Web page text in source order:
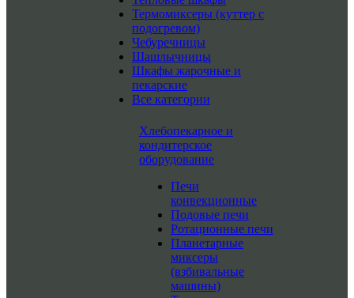
Термомиксеры (куттер с
подогревом)
Чебуречницы
Шашлычницы
Шкафы жарочные и
пекарские
Все категории
Хлебопекарное и
кондитерское
оборудование
Печи
конвекционные
Подовые печи
Ротационные печи
Планетарные
миксеры
(взбивальные
машины)